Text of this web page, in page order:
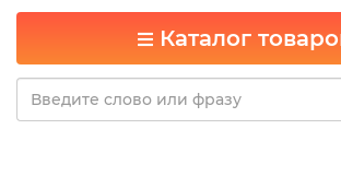
Каталог